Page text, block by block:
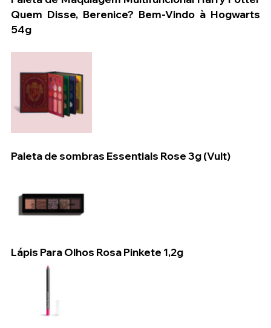
Quem Disse, Berenice? Bem-Vindo à Hogwarts
54g
Paleta de sombras Essentials Rose 3g (Vult)
Lápis Para Olhos Rosa Pinkete 1,2g